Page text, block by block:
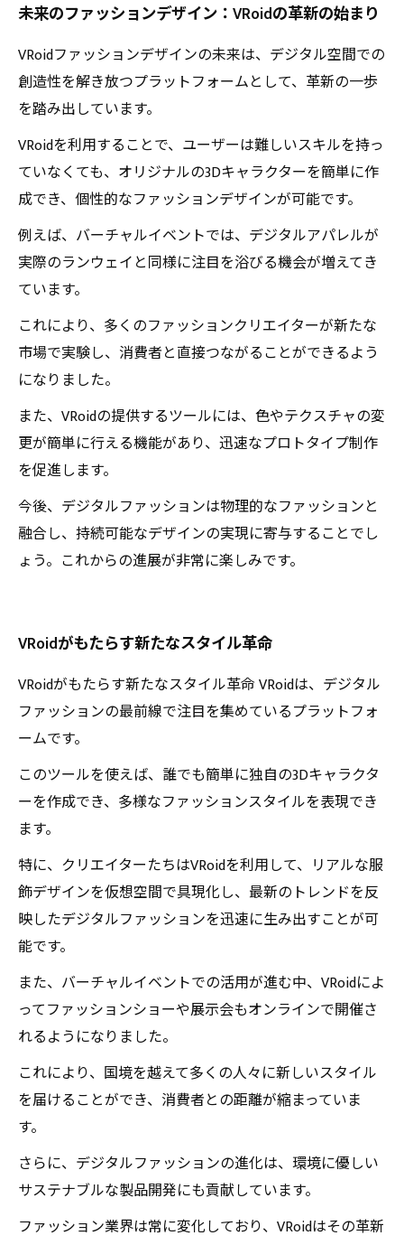
バーチャルイベントでの新たなファッション体
験
VRoidの可能性を探る：デザイン手法と未来像
次世代のファッションデザインへの扉：VRoidが
切り拓く未来
未来のファッションデザイン：VRoidの革新の始まり
VRoidファッションデザインの未来は、デジタル空間での
創造性を解き放つプラットフォームとして、革新の一歩
を踏み出しています。
VRoidを利用することで、ユーザーは難しいスキルを持っ
ていなくても、オリジナルの3Dキャラクターを簡単に作
成でき、個性的なファッションデザインが可能です。
例えば、バーチャルイベントでは、デジタルアパレルが
実際のランウェイと同様に注目を浴びる機会が増えてき
ています。
これにより、多くのファッションクリエイターが新たな
市場で実験し、消費者と直接つながることができるよう
になりました。
また、VRoidの提供するツールには、色やテクスチャの変
更が簡単に行える機能があり、迅速なプロトタイプ制作
を促進します。
今後、デジタルファッションは物理的なファッションと
融合し、持続可能なデザインの実現に寄与することでし
ょう。これからの進展が非常に楽しみです。
VRoidがもたらす新たなスタイル革命
VRoidがもたらす新たなスタイル革命 VRoidは、デジタル
ファッションの最前線で注目を集めているプラットフォ
ームです。
このツールを使えば、誰でも簡単に独自の3Dキャラクタ
ーを作成でき、多様なファッションスタイルを表現でき
ます。
特に、クリエイターたちはVRoidを利用して、リアルな服
飾デザインを仮想空間で具現化し、最新のトレンドを反
映したデジタルファッションを迅速に生み出すことが可
能です。
また、バーチャルイベントでの活用が進む中、VRoidによ
ってファッションショーや展示会もオンラインで開催さ
れるようになりました。
これにより、国境を越えて多くの人々に新しいスタイル
を届けることができ、消費者との距離が縮まっていま
す。
さらに、デジタルファッションの進化は、環境に優しい
サステナブルな製品開発にも貢献しています。
ファッション業界は常に変化しており、VRoidはその革新